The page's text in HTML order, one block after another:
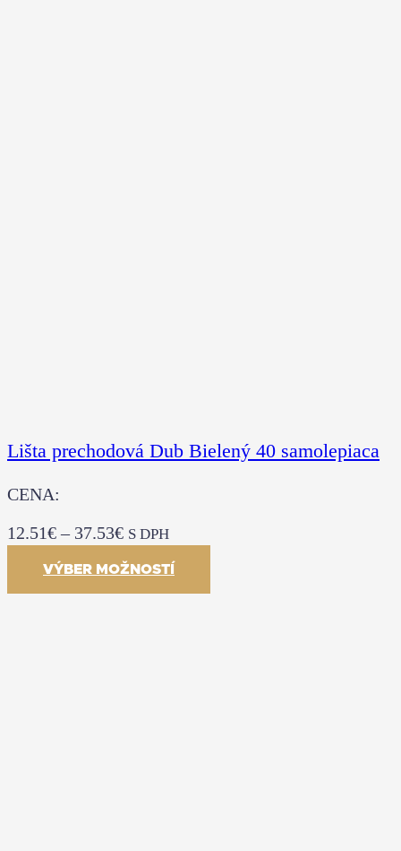
Lišta prechodová Dub Bielený 40 samolepiaca
CENA:
12.51€– 37.53€ S DPH
VÝBER MOŽNOSTÍ